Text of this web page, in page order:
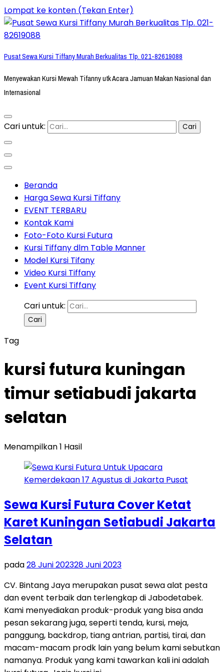
Lompat ke konten (Tekan Enter)
Pusat Sewa Kursi Tiffany Murah Berkualitas Tlp. 021-82619088
Menyewakan Kursi Mewah Tifanny utk Acara Jamuan Makan Nasional dan
Internasional
Cari untuk:
Beranda
Harga Sewa Kursi Tiffany
EVENT TERBARU
Kontak Kami
Foto-Foto Kursi Futura
Kursi Tiffany dlm Table Manner
Model Kursi Tifany
Video Kursi Tiffany
Event Kursi Tiffany
Cari untuk:
Tag
kursi futura kuningan
timur setiabudi jakarta
selatan
Menampilkan 1 Hasil
Sewa Kursi Futura Cover Ketat
Karet Kuningan Setiabudi Jakarta
Selatan
pada28 Juni 202328 Juni 2023
CV. Bintang Jaya merupakan pusat sewa alat pesta
dan event terbaik dan terlengkap di Jabodetabek.
Kami menyediakan produk-produk yang bisa anda
pesan sekarang juga, seperti tenda, kursi, meja,
panggung, backdrop, tiang antrian, partisi, tirai, dan
macam-macam prodk lain yang belum kami sebutkan
namanya. Produk yang kami tawarkan kali ini adalah